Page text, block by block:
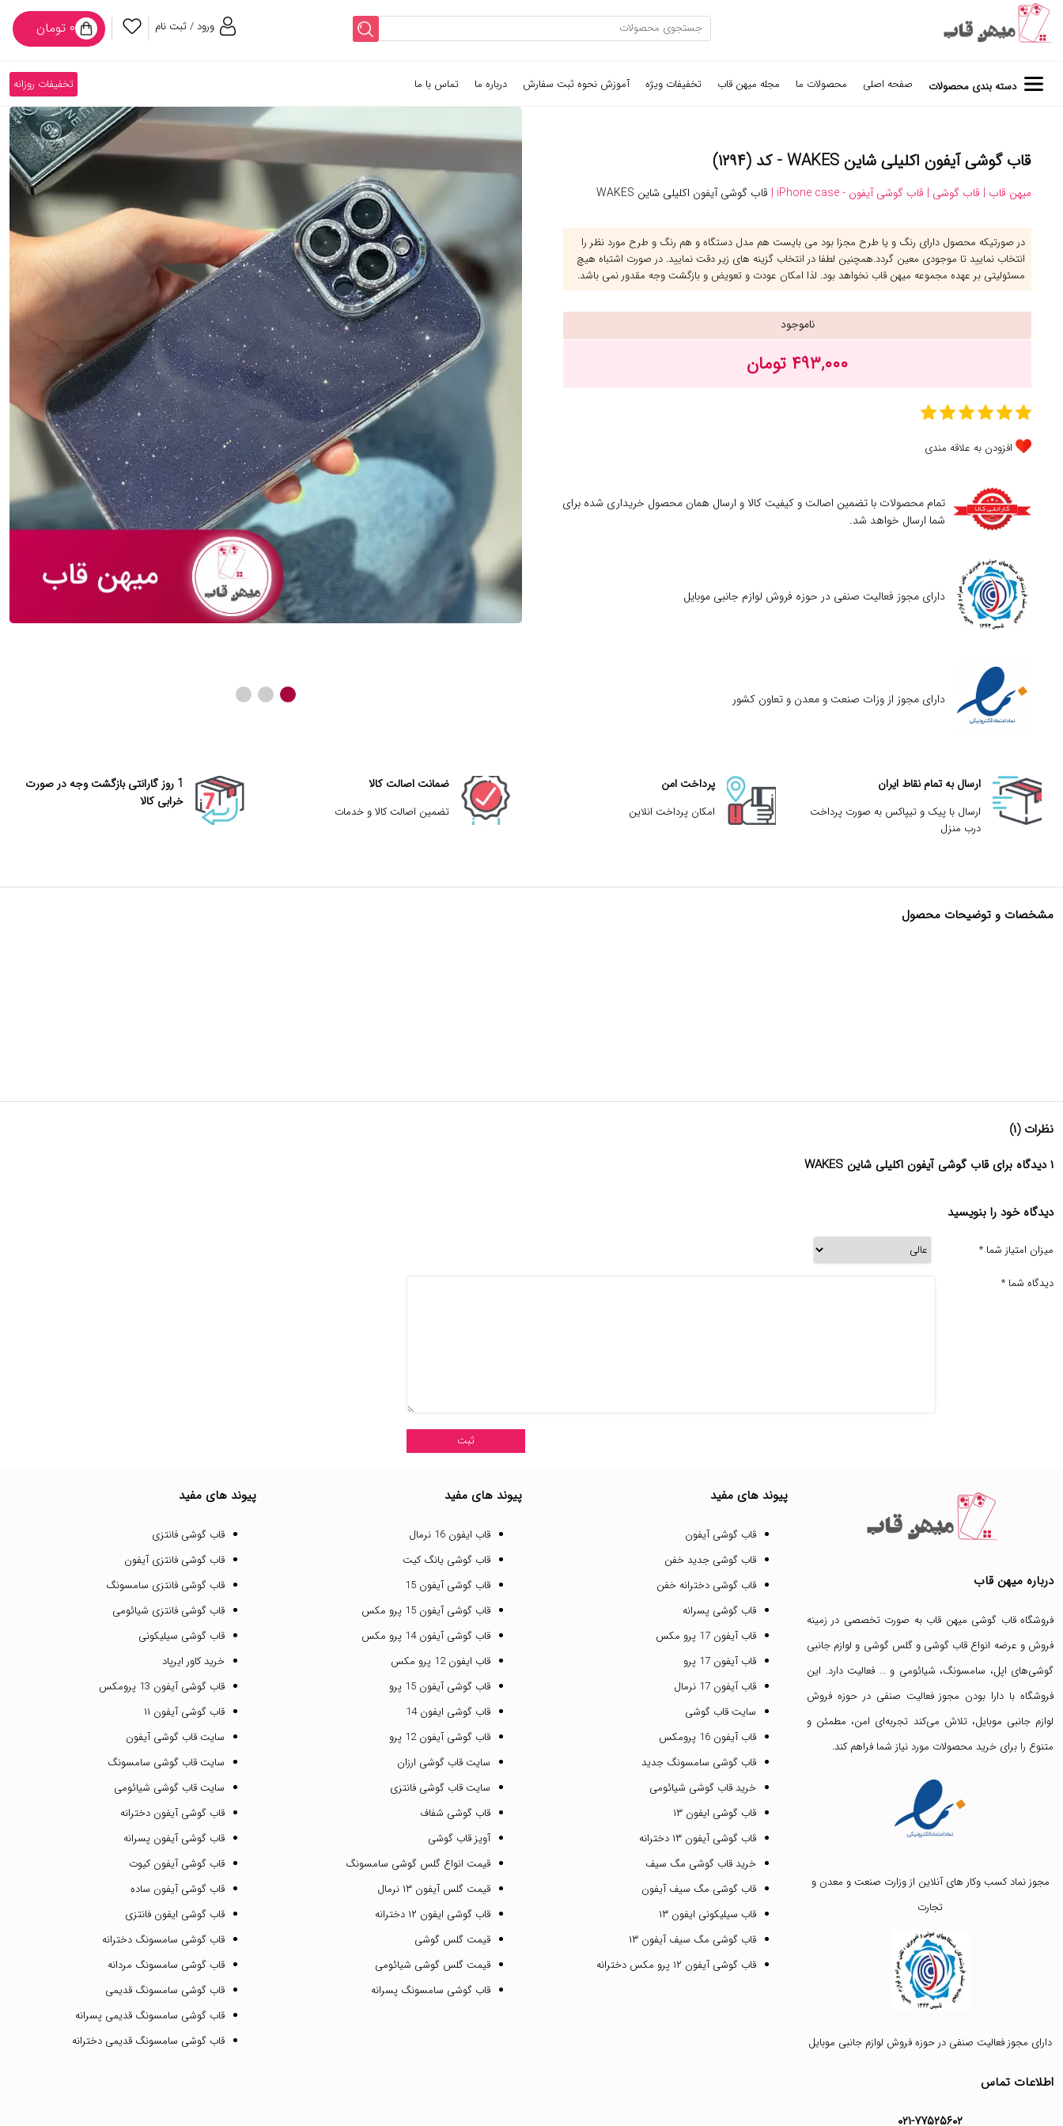
ورود / ثبت نام ۰ تومان
دسته بندی محصولات صفحه اصلی محصولات ما مجله میهن قاب تخفیفات ویژه آموزش نحوه ثبت سفارش درباره ما تماس با ما تخفیفات روزانه
قاب گوشی آیفون اکلیلی شاین WAKES - کد (۱۲۹۴)
میهن قاب | قاب گوشی | قاب گوشی آیفون - iPhone case | قاب گوشی آیفون اکلیلی شاین WAKES
در صورتیکه محصول دارای رنگ و یا طرح مجزا بود می بایست هم مدل دستگاه و هم رنگ و طرح مورد نظر را
انتخاب نمایید تا موجودی معین گردد.همچنین لطفا در انتخاب گزینه های زیر دقت نمایید. در صورت اشتباه هیچ
مسئولیتی بر عهده مجموعه میهن قاب نخواهد بود. لذا امکان عودت و تعویض و بازگشت وجه مقدور نمی باشد.
ناموجود
۴۹۳,۰۰۰ تومان
افزودن به علاقه مندی
تمام محصولات با تضمین اصالت و کیفیت کالا و ارسال همان محصول خریداری شده برای
شما ارسال خواهد شد.
دارای مجوز فعالیت صنفی در حوزه فروش لوازم جانبی موبایل
دارای مجوز از وزات صنعت و معدن و تعاون کشور
ارسال به تمام نقاط ایران
ارسال با پیک و تیپاکس به صورت پرداخت
درب منزل
پرداخت امن
امکان پرداخت انلاین
ضمانت اصالت کالا
تضمین اصالت کالا و خدمات
1 روز گارانتی بازگشت وجه در صورت
خرابی کالا
مشخصات و توضیحات محصول
نظرات (۱)
۱ دیدگاه برای قاب گوشی آیفون اکلیلی شاین WAKES
دیدگاه خود را بنویسید
میزان امتیاز شما *
دیدگاه شما *
درباره میهن قاب
فروشگاه قاب گوشی میهن قاب به صورت تخصصی در زمینه
فروش و عرضه انواع قاب گوشی وگلس گوشی و لوازم جانبی
گوشی‌های اپل، سامسونگ، شیائومی و … فعالیت دارد. این
فروشگاه با دارا بودن مجوز فعالیت صنفی در حوزه فروش
لوازم جانبی موبایل، تلاش می‌کند تجربه‌ای امن، مطمئن و
متنوع را برای خرید محصولات مورد نیاز شما فراهم کند.
مجوز نماد کسب وکار های آنلاین از وزارت صنعت و معدن و
تجارت
دارای مجوز فعالیت صنفی در حوزه فروش لوازم جانبی موبایل
اطلاعات تماس
۰۲۱-۷۷۵۲۵۶۰۲
پیوند های مفید
قاب گوشی آیفون
قاب گوشی جدید خفن
قاب گوشی دخترانه خفن
قاب گوشی پسرانه
قاب آیفون 17 پرو مکس
قاب آیفون 17 پرو
قاب آیفون 17 نرمال
سایت قاب گوشی
قاب آیفون 16 پرومکس
قاب گوشی سامسونگ جدید
خرید قاب گوشی شیائومی
قاب گوشی ایفون ۱۳
قاب گوشی آیفون ۱۳ دخترانه
خرید قاب گوشی مگ سیف
قاب گوشی مگ سیف آیفون
قاب سیلیکونی ایفون ۱۳
قاب گوشی مگ سیف آیفون ۱۳
قاب گوشی آیفون ۱۲ پرو مکس دخترانه
پیوند های مفید
قاب ایفون 16 نرمال
قاب گوشی یانگ کیت
قاب گوشی آیفون 15
قاب گوشی آیفون 15 پرو مکس
قاب گوشی آیفون 14 پرو مکس
قاب ایفون 12 پرو مکس
قاب گوشی آیفون 15 پرو
قاب گوشی ایفون 14
قاب گوشی آیفون 12 پرو
سایت قاب گوشی ارزان
سایت قاب گوشی فانتزی
قاب گوشی شفاف
آویز قاب گوشی
قیمت انواع گلس گوشی سامسونگ
قیمت گلس آیفون ۱۳ نرمال
قاب گوشی ایفون ۱۲ دخترانه
قیمت گلس گوشی
قیمت گلس گوشی شیائومی
قاب گوشی سامسونگ پسرانه
پیوند های مفید
قاب گوشی فانتزی
قاب گوشی فانتزی آیفون
قاب گوشی فانتزی سامسونگ
قاب گوشی فانتزی شیائومی
قاب گوشی سیلیکونی
خرید کاور ایرپاد
قاب گوشی آیفون 13 پرومکس
قاب گوشی آیفون ۱۱
سایت قاب گوشی آیفون
سایت قاب گوشی سامسونگ
سایت قاب گوشی شیائومی
قاب گوشی آیفون دخترانه
قاب گوشی آیفون پسرانه
قاب گوشی آیفون کیوت
قاب گوشی آیفون ساده
قاب گوشی ایفون فانتزی
قاب گوشی سامسونگ دخترانه
قاب گوشی سامسونگ مردانه
قاب گوشی سامسونگ قدیمی
قاب گوشی سامسونگ قدیمی پسرانه
قاب گوشی سامسونگ قدیمی دخترانه